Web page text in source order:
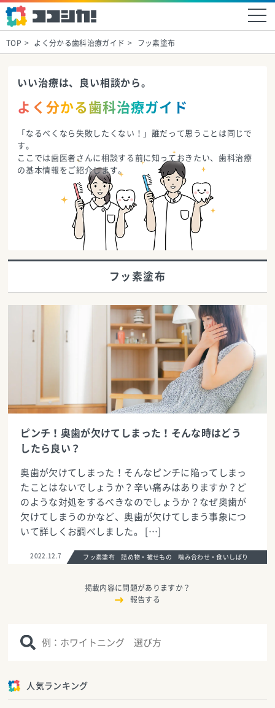
TOP よく分かる歯科治療ガイド フッ素塗布
いい治療は、良い相談から。
よく分かる歯科治療ガイド
「なるべくなら失敗したくない！」誰だって思うことは同じで
す。
ここでは歯医者さんに相談する前に知っておきたい、歯科治療
の基本情報をご紹介します。
フッ素塗布
ピンチ！奥歯が欠けてしまった！そんな時はどう
したら良い？
奥歯が欠けてしまった！そんなピンチに陥ってしまっ
たことはないでしょうか？辛い痛みはありますか？ど
のような対処をするべきなのでしょうか？なぜ奥歯が
欠けてしまうのかなど、奥歯が欠けてしまう事象につ
いて詳しくお調べしました。 […]
2022.12.7 フッ素塗布 詰め物・被せもの 噛み合わせ・食いしばり
掲載内容に問題がありますか？
報告する
人気ランキング